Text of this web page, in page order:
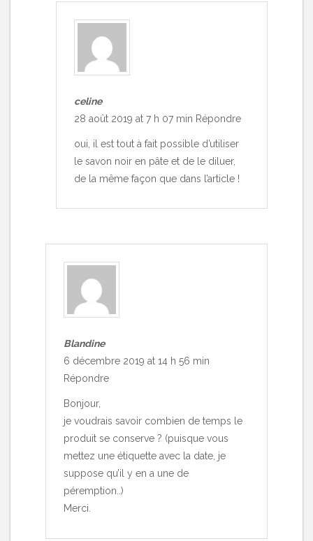
celine
28 août 2019 at 7 h 07 min Répondre
oui, il est tout à fait possible d’utiliser
le savon noir en pâte et de le diluer,
de la même façon que dans l’article !
Blandine
6 décembre 2019 at 14 h 56 min
Répondre
Bonjour,
je voudrais savoir combien de temps le
produit se conserve ? (puisque vous
mettez une étiquette avec la date, je
suppose qu’il y en a une de
péremption..)
Merci.